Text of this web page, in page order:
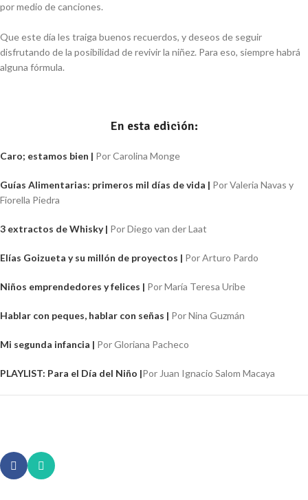
por medio de canciones.
Que este día les traiga buenos recuerdos, y deseos de seguir
disfrutando de la posibilidad de revivir la niñez. Para eso, siempre habrá
alguna fórmula.
En esta edición:
Caro; estamos bien | Por Carolina Monge
Guías Alimentarias: primeros mil días de vida | Por Valeria Navas y
Fiorella Piedra
3 extractos de Whisky | Por Diego van der Laat
Elías Goizueta y su millón de proyectos | Por Arturo Pardo
Niños emprendedores y felices | Por María Teresa Uribe
Hablar con peques, hablar con señas | Por Nina Guzmán
Mi segunda infancia | Por Gloriana Pacheco
PLAYLIST: Para el Día del Niño |Por Juan Ignacio Salom Macaya